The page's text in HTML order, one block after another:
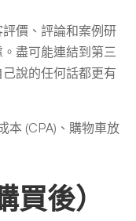
價、評論和案例研
盡可能連結到第三
說的任何話都更有
本 (CPA)、購物車放
後）